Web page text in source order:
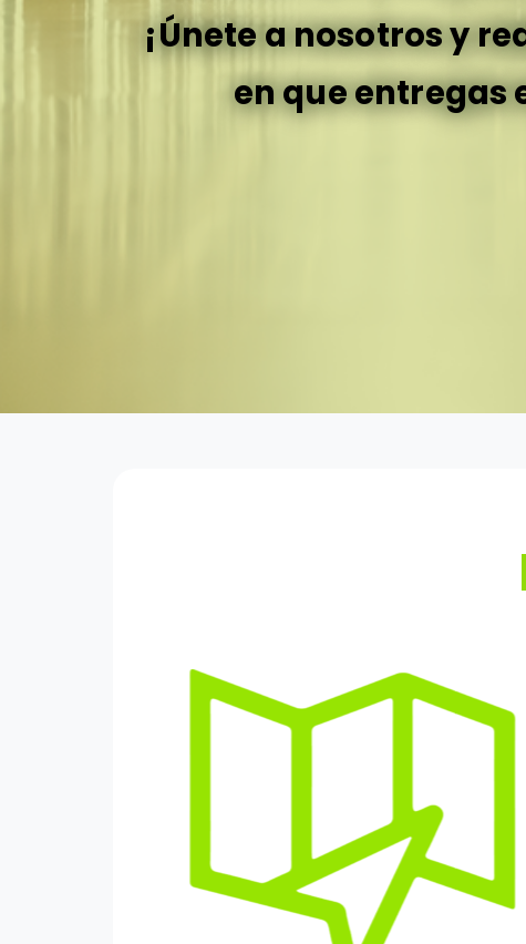
¡Únete a nosotros y
en que entregas